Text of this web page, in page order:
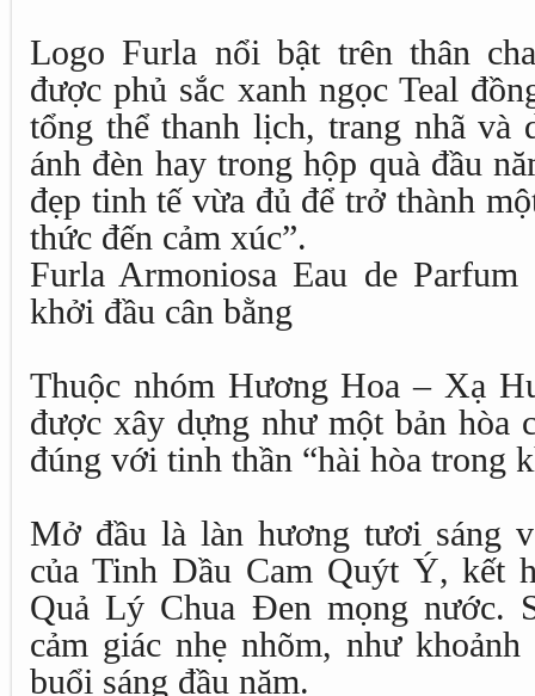
Logo Furla nổi bật trên thân
được phủ sắc xanh ngọc Teal
tổng thể thanh lịch, trang nhã và
ánh đèn hay trong hộp quà đầu
đẹp tinh tế vừa đủ để trở thành
thức đến cảm xúc”.
Furla Armoniosa Eau de
khởi đầu cân bằng
Thuộc nhóm Hương Hoa – Xạ
được xây dựng như một bản hòa
đúng với tinh thần “hài hòa trong
Mở đầu là làn hương tươi sáng
của Tinh Dầu Cam Quýt Ý, kết
Quả Lý Chua Đen mọng nước.
cảm giác nhẹ nhõm, như
buổi sáng đầu năm.